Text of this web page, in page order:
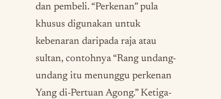
dan pembeli. “Perkenan” pula
khusus digunakan untuk
kebenaran daripada raja atau
sultan, contohnya “Rang undang-
undang itu menunggu perkenan
Yang di-Pertuan Agong.” Ketiga-